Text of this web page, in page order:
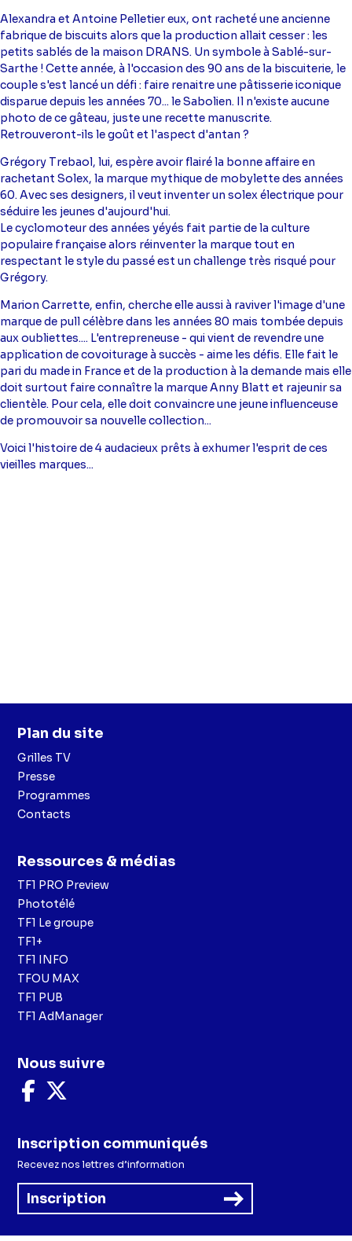
Alexandra et Antoine Pelletier eux, ont racheté une ancienne
fabrique de biscuits alors que la production allait cesser : les
petits sablés de la maison DRANS. Un symbole à Sablé-sur-
Sarthe ! Cette année, à l'occasion des 90 ans de la biscuiterie, le
couple s'est lancé un défi : faire renaitre une pâtisserie iconique
disparue depuis les années 70... le Sabolien. Il n'existe aucune
photo de ce gâteau, juste une recette manuscrite.
Retrouveront-ils le goût et l'aspect d'antan ?
Grégory Trebaol, lui, espère avoir flairé la bonne affaire en
rachetant Solex, la marque mythique de mobylette des années
60. Avec ses designers, il veut inventer un solex électrique pour
séduire les jeunes d'aujourd'hui.
Le cyclomoteur des années yéyés fait partie de la culture
populaire française alors réinventer la marque tout en
respectant le style du passé est un challenge très risqué pour
Grégory.
Marion Carrette, enfin, cherche elle aussi à raviver l'image d'une
marque de pull célèbre dans les années 80 mais tombée depuis
aux oubliettes.... L'entrepreneuse - qui vient de revendre une
application de covoiturage à succès - aime les défis. Elle fait le
pari du made in France et de la production à la demande mais elle
doit surtout faire connaître la marque Anny Blatt et rajeunir sa
clientèle. Pour cela, elle doit convaincre une jeune influenceuse
de promouvoir sa nouvelle collection...
Voici l'histoire de 4 audacieux prêts à exhumer l'esprit de ces
vieilles marques...
Plan du site
Grilles TV
Presse
Programmes
Contacts
Ressources & médias
TF1 PRO Preview
Phototélé
TF1 Le groupe
TF1+
TF1 INFO
TFOU MAX
TF1 PUB
TF1 AdManager
Nous suivre
Nous
suivre
Facebook
X
Inscription communiqués
Recevez nos lettres d’information
Inscription